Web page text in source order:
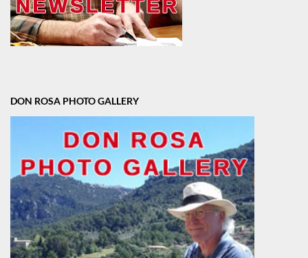
DON ROSA PHOTO GALLERY